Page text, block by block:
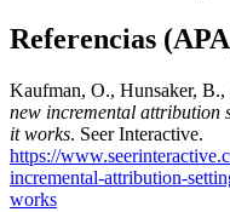
Referencias
Kaufman, O., Hunsaker,
new incremental attribution
it works. Seer Interactive.
https://
incremental-attribution-
works